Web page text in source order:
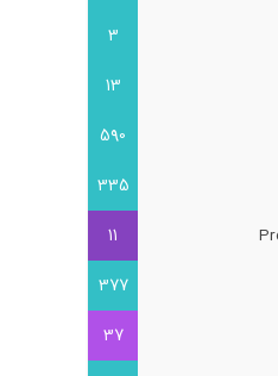
3
13
590
335
11
377
37